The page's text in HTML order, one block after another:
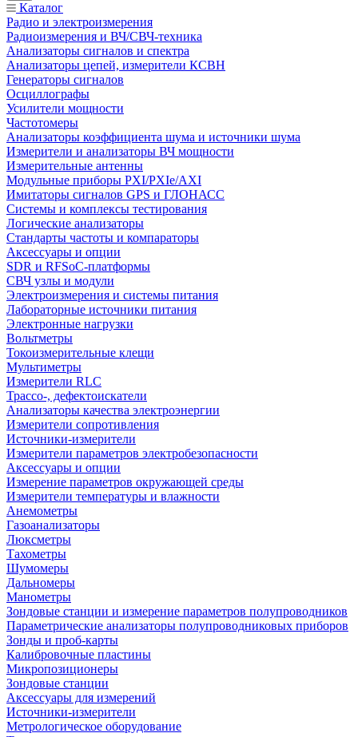
Каталог
Радио и электроизмерения
Радиоизмерения и ВЧ/СВЧ-техника
Анализаторы сигналов и спектра
Анализаторы цепей, измерители КСВН
Генераторы сигналов
Осциллографы
Усилители мощности
Частотомеры
Анализаторы коэффициента шума и источники шума
Измерители и анализаторы ВЧ мощности
Измерительные антенны
Модульные приборы PXI/PXIe/AXI
Имитаторы сигналов GPS и ГЛОНАСС
Системы и комплексы тестирования
Логические анализаторы
Стандарты частоты и компараторы
Аксессуары и опции
SDR и RFSoC‑платформы
СВЧ узлы и модули
Электроизмерения и системы питания
Лабораторные источники питания
Электронные нагрузки
Вольтметры
Токоизмерительные клещи
Мультиметры
Измерители RLC
Трассо-, дефектоискатели
Анализаторы качества электроэнергии
Измерители сопротивления
Источники-измерители
Измерители параметров электробезопасности
Аксессуары и опции
Измерение параметров окружающей среды
Измерители температуры и влажности
Анемометры
Газоанализаторы
Люксметры
Тахометры
Шумомеры
Дальномеры
Манометры
Зондовые станции и измерение параметров полупроводников
Параметрические анализаторы полупроводниковых приборов
Зонды и проб-карты
Калибровочные пластины
Микропозиционеры
Зондовые станции
Аксессуары для измерений
Источники-измерители
Метрологическое оборудование